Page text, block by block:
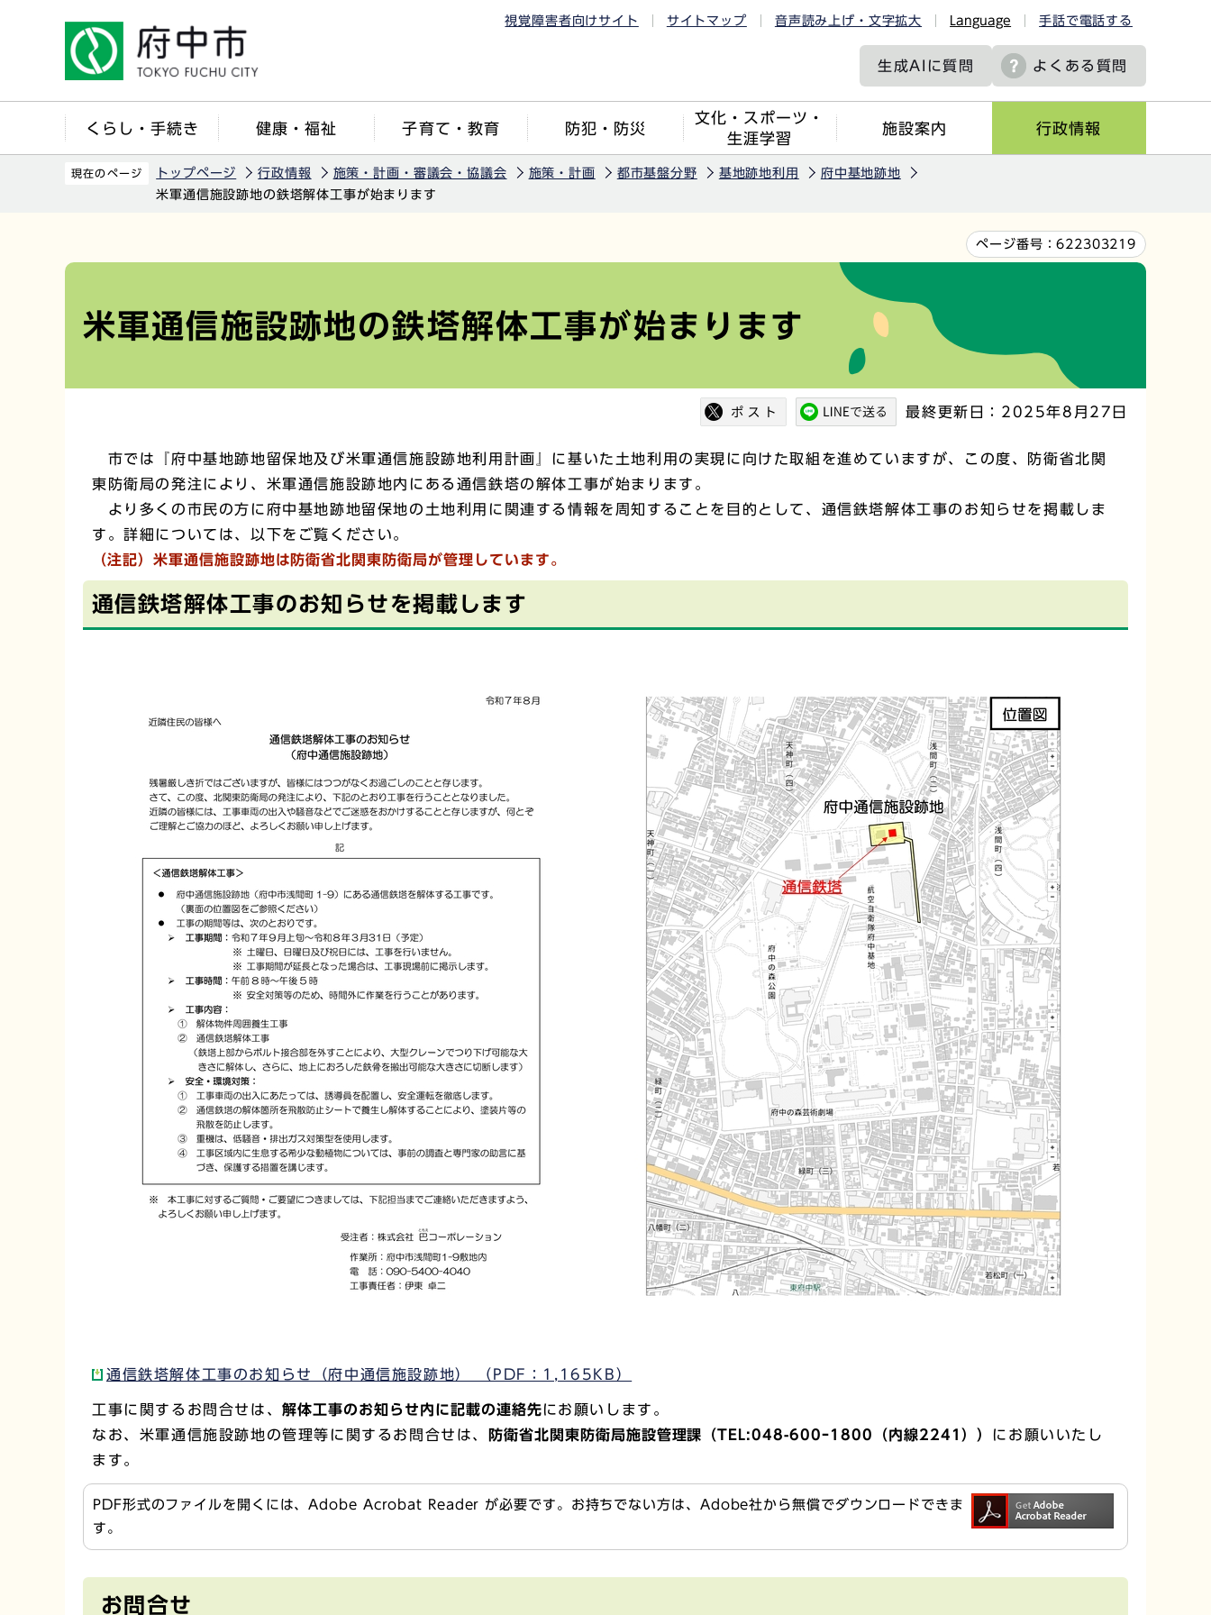
視覚障害者向けサイト サイトマップ 音声読み上げ・文字拡大 Language 手話で電話する
生成AIに質問 よくある質問
くらし・手続き 健康・福祉 子育て・教育 防犯・防災
文化・スポーツ・
生涯学習
施設案内 行政情報
現在のページ トップページ 行政情報 施策・計画・審議会・協議会 施策・計画 都市基盤分野 基地跡地利用
府中基地跡地
米軍通信施設跡地の鉄塔解体工事が始まります
ページ番号：622303219
米軍通信施設跡地の鉄塔解体工事が始まります
最終更新日：2025年8月27日
市では『府中基地跡地留保地及び米軍通信施設跡地利用計画』に基いた土地利用の実現に向けた取組を進めていますが、この度、防衛省北関
東防衛局の発注により、米軍通信施設跡地内にある通信鉄塔の解体工事が始まります。
より多くの市民の方に府中基地跡地留保地の土地利用に関連する情報を周知することを目的として、通信鉄塔解体工事のお知らせを掲載しま
す。詳細については、以下をご覧ください。
（注記）米軍通信施設跡地は防衛省北関東防衛局が管理しています。
通信鉄塔解体工事のお知らせを掲載します
通信鉄塔解体工事のお知らせ（府中通信施設跡地） （PDF：1,165KB）
工事に関するお問合せは、解体工事のお知らせ内に記載の連絡先にお願いします。
なお、米軍通信施設跡地の管理等に関するお問合せは、
防衛省北関東防衛局施設管理課（TEL:048-600ｰ1800（内線2241）） にお願いいたし
ます。
PDF形式のファイルを開くには、Adobe Acrobat Reader が必要です。お持ちでない方は、Adobe社から無償でダウンロードできま
す。
お問合せ